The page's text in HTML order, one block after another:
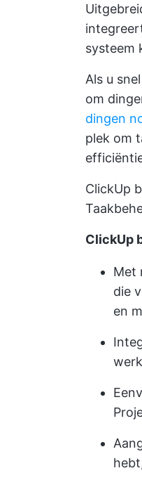
systeem
Als u
om
dingen
plek om
ClickUp
ClickUp
Met
die
en